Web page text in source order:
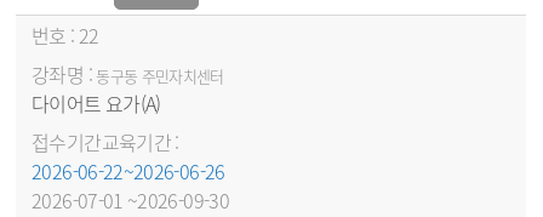
22
동구동 주민자치센터
다이어트 요가(A)
2026-06-22~2026-06-26
2026-07-01 ~2026-09-30